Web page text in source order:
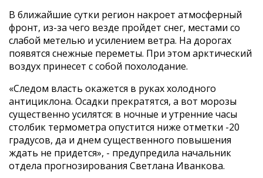
В ближайшие сутки регион накроет атмосферный
фронт, из-за чего везде пройдет снег, местами со
слабой метелью и усилением ветра. На дорогах
появятся снежные переметы. При этом арктический
воздух принесет с собой похолодание.
«Следом власть окажется в руках холодного
антициклона. Осадки прекратятся, а вот морозы
существенно усилятся: в ночные и утренние часы
столбик термометра опустится ниже отметки -20
градусов, да и днем существенного повышения
ждать не придется», - предупредила начальник
отдела прогнозирования Светлана Иванкова.